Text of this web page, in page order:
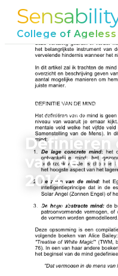
naar
College of
Home ›
Definieren en
december 2014
Definieren
van de
2014
juni 17, 2026